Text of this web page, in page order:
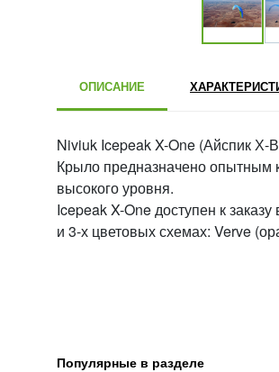
ОПИСАНИЕ
Niviuk Icepeak X-One (Айспик Х-
Крыло предназначено опытным
высокого уровня.
Icepeak X-One доступен к
и 3-х цветовых схемах: Verve
Популярные в разделе